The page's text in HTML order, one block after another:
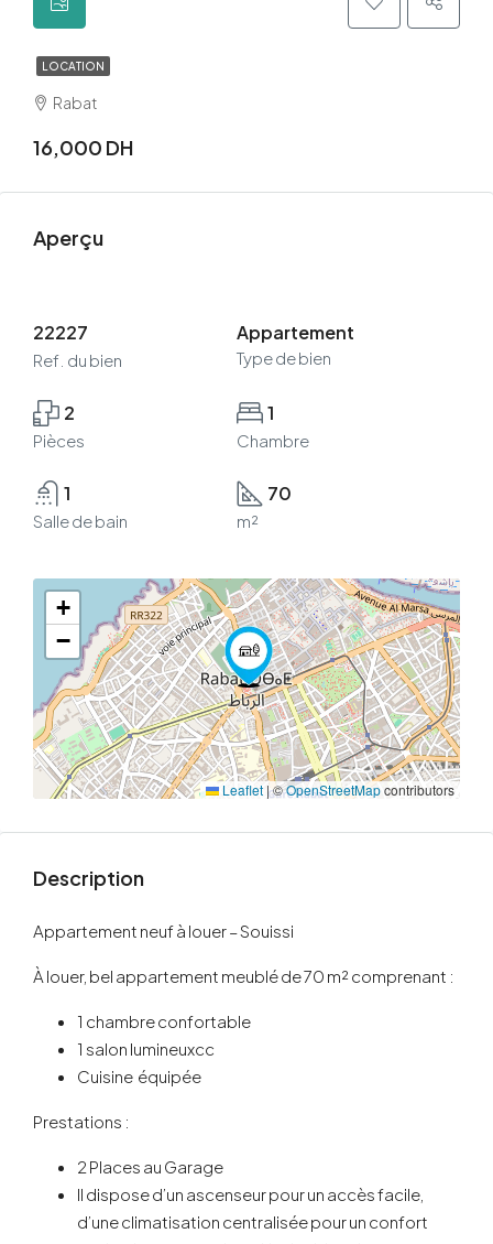
LOCATION
Rabat
16,000 DH
Aperçu
22227
Ref. du bien
Appartement
Type de bien
2
Pièces
1
Chambre
1
Salle de bain
70
m²
+
−
Leaflet |©OpenStreetMapcontributors
Description
Appartement neuf à louer – Souissi
À louer, bel appartement meublé de 70 m² comprenant :
1 chambre confortable
1 salon lumineuxcc
Cuisine équipée
Prestations :
2 Places au Garage
Il dispose d’un ascenseur pour un accès facile,
d’une climatisation centralisée pour un confort